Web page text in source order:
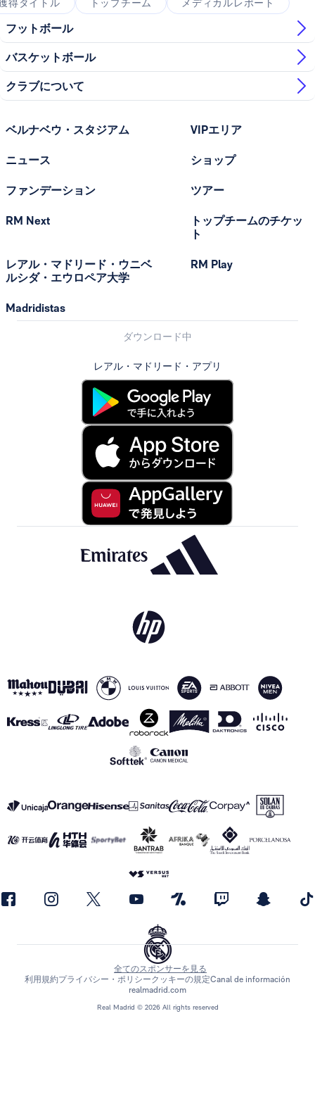
得タイトル
トップチーム メディカルレポート
フットボール
バスケットボール
クラブについて
ベルナベウ・スタジアム
ニュース
ファンデーション
RM Next
レアル・マドリード・ウニベ
ルシダ・エウロペア大学
Madridistas
VIPエリア
ショップ
ツアー
トップチームのチケッ
ト
RM Play
ダウンロード中
レアル・マドリード・アプリ
Real Madrid © 2026 All rights reserved
全てのスポンサーを見る
利用規約プライバシー・ポリシークッキーの規定Canal de información
realmadrid.com